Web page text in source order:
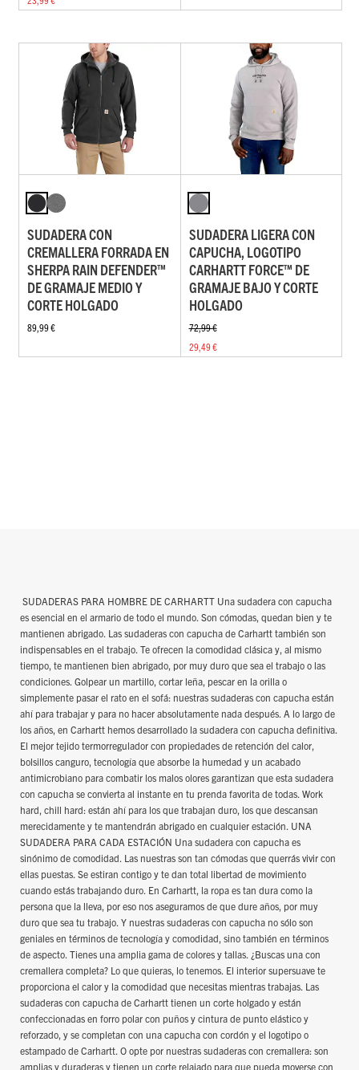
SUDADERA CON
CREMALLERA FORRADA EN
SHERPA RAIN DEFENDER™
DE GRAMAJE MEDIO Y
CORTE HOLGADO
89,99 €
SUDADERA LIGERA CON
CAPUCHA, LOGOTIPO
CARHARTT FORCE™ DE
GRAMAJE BAJO Y CORTE
HOLGADO
72,99 €
29,49 €
SUDADERAS PARA HOMBRE DE CARHARTT Una sudadera con capucha
es esencial en el armario de todo el mundo. Son cómodas, quedan bien y te
mantienen abrigado. Las sudaderas con capucha de Carhartt también son
indispensables en el trabajo. Te ofrecen la comodidad clásica y, al mismo
tiempo, te mantienen bien abrigado, por muy duro que sea el trabajo o las
condiciones. Golpear un martillo, cortar leña, pescar en la orilla o
simplemente pasar el rato en el sofá: nuestras sudaderas con capucha están
ahí para trabajar y para no hacer absolutamente nada después. A lo largo de
los años, en Carhartt hemos desarrollado la sudadera con capucha definitiva.
El mejor tejido termorregulador con propiedades de retención del calor,
bolsillos canguro, tecnología que absorbe la humedad y un acabado
antimicrobiano para combatir los malos olores garantizan que esta sudadera
con capucha se convierta al instante en tu prenda favorita de todas. Work
hard, chill hard: están ahí para los que trabajan duro, los que descansan
merecidamente y te mantendrán abrigado en cualquier estación. UNA
SUDADERA PARA CADA ESTACIÓN Una sudadera con capucha es
sinónimo de comodidad. Las nuestras son tan cómodas que querrás vivir con
ellas puestas. Se estiran contigo y te dan total libertad de movimiento
cuando estás trabajando duro. En Carhartt, la ropa es tan dura como la
persona que la lleva, por eso nos aseguramos de que dure años, por muy
duro que sea tu trabajo. Y nuestras sudaderas con capucha no sólo son
geniales en términos de tecnología y comodidad, sino también en términos
de aspecto. Tienes una amplia gama de colores y tallas. ¿Buscas una con
cremallera completa? Lo que quieras, lo tenemos. El interior supersuave te
proporciona el calor y la comodidad que necesitas mientras trabajas. Las
sudaderas con capucha de Carhartt tienen un corte holgado y están
confeccionadas en forro polar con puños y cintura de punto elástico y
reforzado, y se completan con una capucha con cordón y el logotipo o
estampado de Carhartt. O opte por nuestras sudaderas con cremallera: son
amplias y duraderas y tienen un corte relajado para que pueda moverse con